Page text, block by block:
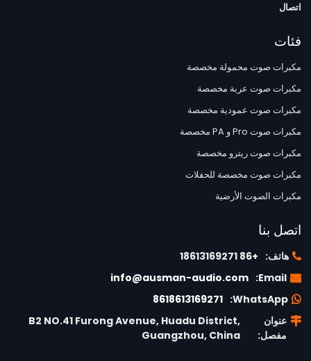
اتصال
فئات
مكبرات صوت محمولة مخصصة
مكبرات صوت عربة مخصصة
مكبرات صوت عمودية مخصصة
مكبرات صوت Pro و PA مخصصة
مكبرات صوت ريترو مخصصة
مكبرات صوت مخصصة للحفلات
مكبرات الصوت الأرضية
اتصل بنا
هاتف: +86 18613169271
Email:
info@ausman-audio.com
WhatsApp:
8618613169271
عنوان
مفصل:
B2 NO.41 Furong Avenue, Huadu District,
Guangzhou, China